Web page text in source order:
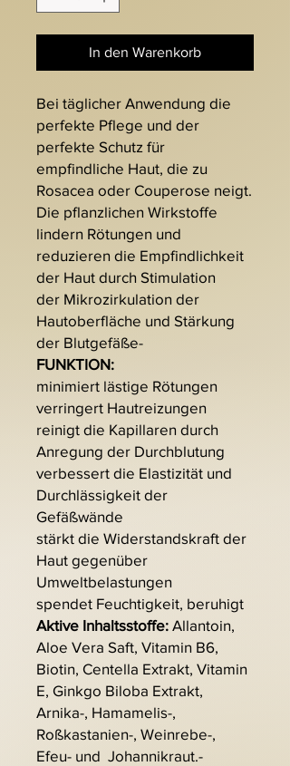
In den Warenkorb
Bei täglicher Anwendung die
perfekte Pflege und der
perfekte Schutz für
empfindliche Haut, die zu
Rosacea oder Couperose neigt.
Die pflanzlichen Wirkstoffe
lindern Rötungen und
reduzieren die Empfindlichkeit
der Haut durch Stimulation
der Mikrozirkulation der
Hautoberfläche und Stärkung
der Blutgefäße-
FUNKTION:
minimiert lästige Rötungen
verringert Hautreizungen
reinigt die Kapillaren durch
Anregung der Durchblutung
verbessert die Elastizität und
Durchlässigkeit der
Gefäßwände
stärkt die Widerstandskraft der
Haut gegenüber
Umweltbelastungen
spendet Feuchtigkeit, beruhigt
Aktive Inhaltsstoffe: Allantoin,
Aloe Vera Saft, Vitamin B6,
Biotin, Centella Extrakt, Vitamin
E, Ginkgo Biloba Extrakt,
Arnika-, Hamamelis-,
Roßkastanien-, Weinrebe-,
Efeu- und Johannikraut.-